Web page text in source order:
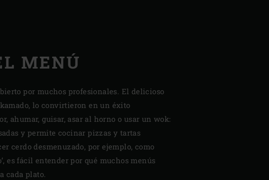
MENÚ
por muchos profesionales. El delicioso
lo convirtieron en un éxito
ahumar, guisar, asar al horno o usar un wok:
y permite cocinar pizzas y tartas
cerdo desmenuzado, por ejemplo, como
es fácil entender por qué muchos menús
cada plato.